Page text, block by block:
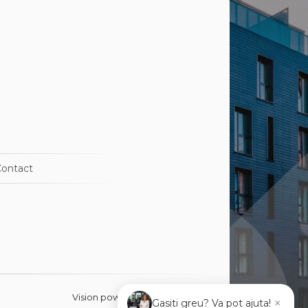
Vision powered ImmoFlux
Gasiti greu? Va pot ajuta! ×